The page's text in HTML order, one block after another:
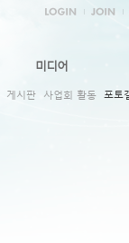
미디어
게시판 사업회 활동 포토